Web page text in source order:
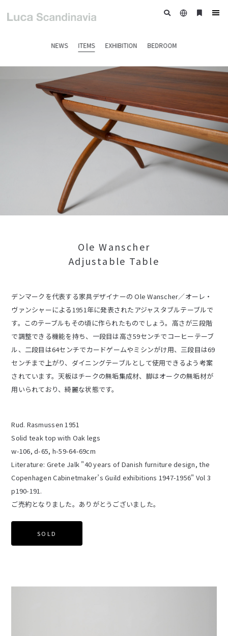
NEWS ITEMS EXHIBITION BEDROOM
日
ブ
ー
ク
Ole Wanscher
Adjustable Table
デンマークを代表する家具デザイナーの Ole Wanscher／オーレ・
ヴァンシャーによる1951年に発表されたアジャスタブルテーブルで
す。このテーブルもその頃に作られたものでしょう。高さが三段階
で調整できる機能を持ち、一段目は高さ59センチでコーヒーテーブ
ル、二段目は64センチでカードゲームやミシンがけ用、三段目は69
センチまで上がり、ダイニングテーブルとして使用できるよう考案
されています。天板はチークの無垢集成材、脚はオークの無垢材が
用いられており、綺麗な状態です。
Rud. Rasmussen 1951
Solid teak top with Oak legs
w-106, d-65, h-59-64-69cm
Literature: Grete Jalk "40 years of Danish furniture design, the
Copenhagen Cabinetmaker’s Guild exhibitions 1947-1956" Vol 3
p190-191.
ご売約となりました。ありがとうございました。
SOLD